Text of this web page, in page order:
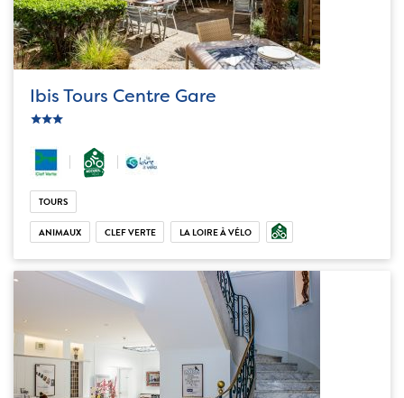
Ibis Tours Centre Gare
ic_star
ic_star
TOURS
ANIMAUX CLEF VERTE LA LOIRE À VÉLO